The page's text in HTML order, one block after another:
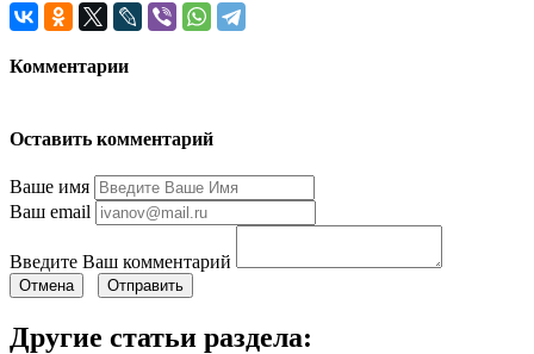
Комментарии
Оставить комментарий
Ваше имя
Ваш email
Введите Ваш комментарий
Отмена Отправить
Другие статьи раздела: